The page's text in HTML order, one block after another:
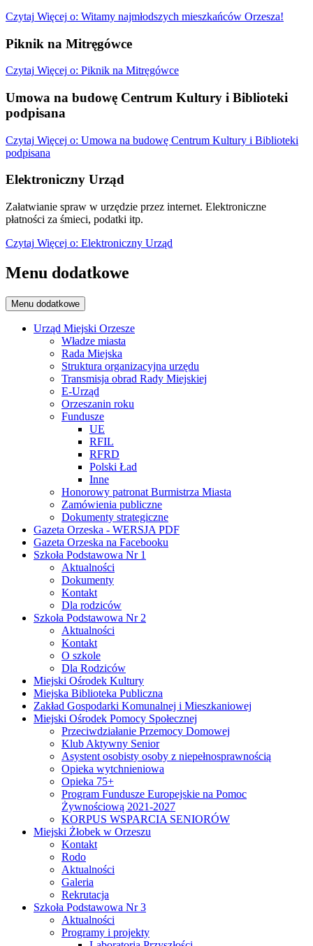
Czytaj Więcej o: Witamy najmłodszych mieszkańców Orzesza!
Piknik na Mitręgówce
Czytaj Więcej o: Piknik na Mitręgówce
Umowa na budowę Centrum Kultury i Biblioteki
podpisana
Czytaj Więcej o: Umowa na budowę Centrum Kultury i Biblioteki
podpisana
Elektroniczny Urząd
Załatwianie spraw w urzędzie przez internet. Elektroniczne
płatności za śmieci, podatki itp.
Czytaj Więcej o: Elektroniczny Urząd
Menu dodatkowe
Menu dodatkowe
Urząd Miejski Orzesze
Władze miasta
Rada Miejska
Struktura organizacyjna urzędu
Transmisja obrad Rady Miejskiej
E-Urząd
Orzeszanin roku
Fundusze
UE
RFIL
RFRD
Polski Ład
Inne
Honorowy patronat Burmistrza Miasta
Zamówienia publiczne
Dokumenty strategiczne
Gazeta Orzeska - WERSJA PDF
Gazeta Orzeska na Facebooku
Szkoła Podstawowa Nr 1
Aktualności
Dokumenty
Kontakt
Dla rodziców
Szkoła Podstawowa Nr 2
Aktualności
Kontakt
O szkole
Dla Rodziców
Miejski Ośrodek Kultury
Miejska Biblioteka Publiczna
Zakład Gospodarki Komunalnej i Mieszkaniowej
Miejski Ośrodek Pomocy Społecznej
Przeciwdziałanie Przemocy Domowej
Klub Aktywny Senior
Asystent osobisty osoby z niepełnosprawnością
Opieka wytchnieniowa
Opieka 75+
Program Fundusze Europejskie na Pomoc
Żywnościową 2021-2027
KORPUS WSPARCIA SENIORÓW
Miejski Żłobek w Orzeszu
Kontakt
Rodo
Aktualności
Galeria
Rekrutacja
Szkoła Podstawowa Nr 3
Aktualności
Programy i projekty